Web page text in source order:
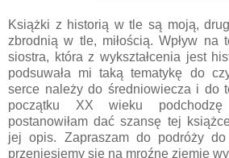
Książki z historią w tle są moją,
zbrodnią w tle, miłością. Wpływ na
siostra, która z wykształcenia jest
podsuwała mi taką tematykę do
serce należy do średniowiecza i do
początku XX wieku
postanowiłam dać szansę tej
jej opis. Zapraszam do podróży
przeniesiemy się na mroźne ziemie